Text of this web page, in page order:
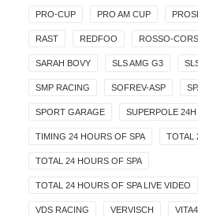
PRO-CUP PRO AM CUP
RAST REDFOO ROSSO-
SARAH BOVY SLS AMG G3
SMP RACING SOFREV-ASP
SPORT GARAGE SUPERPOLE 24H
TIMING 24 HOURS OF SPA TOTAL
TOTAL 24 HOURS OF SPA
TOTAL 24 HOURS OF SPA LIVE VIDEO
VDS RACING VERVISCH